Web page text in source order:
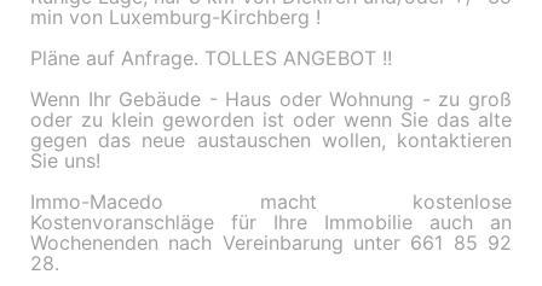
min von Luxemburg-Kirchberg !
Pläne auf Anfrage. TOLLES ANGEBOT !!
Wenn Ihr Gebäude - Haus oder Wohnung - zu groß
oder zu klein geworden ist oder wenn Sie das alte
gegen das neue austauschen wollen, kontaktieren
Sie uns!
Immo-Macedo macht kostenlose
Kostenvoranschläge für Ihre Immobilie auch an
Wochenenden nach Vereinbarung unter 661 85 92
28.